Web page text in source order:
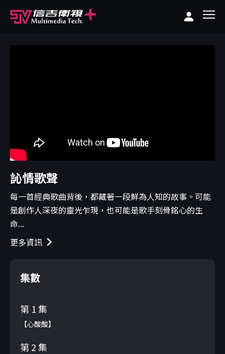
訫情歌聲
每一首經典歌曲背後，都藏著一段鮮為人知的故事。可能
是創作人深夜的靈光乍現，也可能是歌手刻骨銘心的生
命...
更多資訊
集數
第 1 集
【心酸酸】
第 2 集